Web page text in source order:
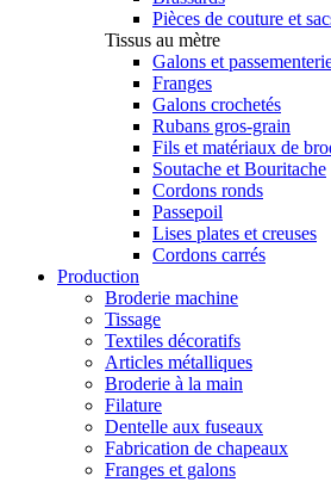
Pièces de couture et
Tissus au mètre
Galons et
Franges
Galons crochetés
Rubans gros-grain
Fils et matériaux de
Soutache et Bouritache
Cordons ronds
Passepoil
Lises plates et creuses
Cordons carrés
Production
Broderie machine
Tissage
Textiles décoratifs
Articles métalliques
Broderie à la main
Filature
Dentelle aux fuseaux
Fabrication de chapeaux
Franges et galons